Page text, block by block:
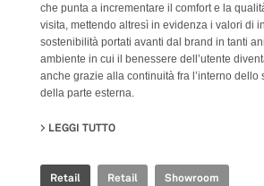
che punta a incrementare il comfort e la
visita, mettendo altresì in evidenza i valori di
sostenibilità portati avanti dal brand in tanti
ambiente in cui il benessere dell’utente
anche grazie alla continuità fra l’interno dello
della parte esterna.
LEGGI TUTTO
Retail Retail Showroom